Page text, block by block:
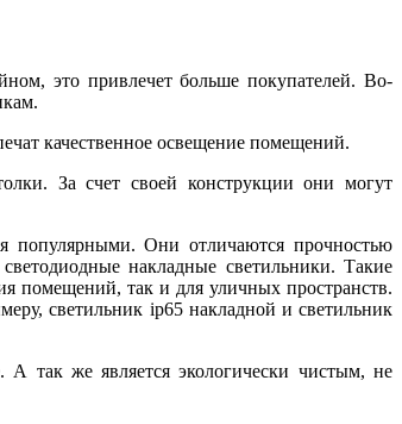
это привлечет больше покупателей. Во-
качественное освещение помещений.
За счет своей конструкции они могут
популярными. Они отличаются прочностью
накладные светильники. Такие
помещений, так и для уличных пространств.
светильник ip65 накладной и светильник
А так же является экологически чистым, не